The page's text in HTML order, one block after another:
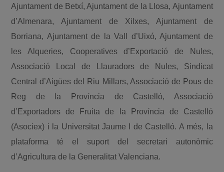
Ajuntament de Betxí, Ajuntament de la Llosa, Ajuntament
d’Almenara, Ajuntament de Xilxes, Ajuntament de
Borriana, Ajuntament de la Vall d’Uixó, Ajuntament de
les Alqueries, Cooperatives d’Exportació de Nules,
Associació Local de Llauradors de Nules, Sindicat
Central d’Aigües del Riu Millars, Associació de Pous de
Reg de la Província de Castelló, Associació
d’Exportadors de Fruita de la Província de Castelló
(Asociex) i la Universitat Jaume I de Castelló. A més, la
plataforma té el suport del secretari autonòmic
d’Agricultura de la Generalitat Valenciana.